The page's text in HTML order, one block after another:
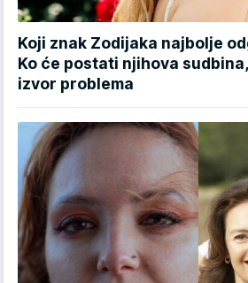
Koji znak Zodijaka najbolje
Ko će postati njihova
izvor problema